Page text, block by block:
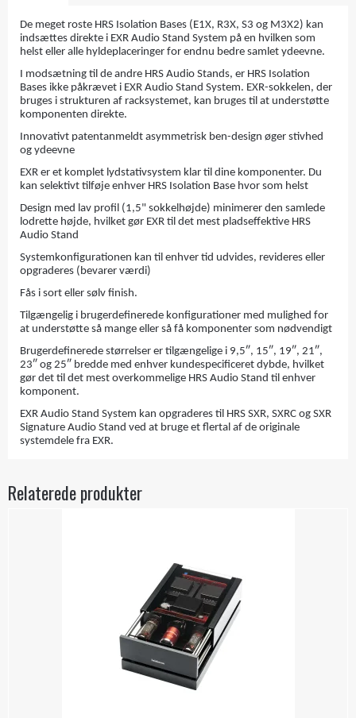
De meget roste HRS Isolation Bases (E1X, R3X, S3 og M3X2) kan
indsættes direkte i EXR Audio Stand System på en hvilken som
helst eller alle hyldeplaceringer for endnu bedre samlet ydeevne.
I modsætning til de andre HRS Audio Stands, er HRS Isolation
Bases ikke påkrævet i EXR Audio Stand System. EXR-sokkelen, der
bruges i strukturen af ​​racksystemet, kan bruges til at understøtte
komponenten direkte.
Innovativt patentanmeldt asymmetrisk ben-design øger stivhed
og ydeevne
EXR er et komplet lydstativsystem klar til dine komponenter. Du
kan selektivt tilføje enhver HRS Isolation Base hvor som helst
Design med lav profil (1,5" sokkelhøjde) minimerer den samlede
lodrette højde, hvilket gør EXR til det mest pladseffektive HRS
Audio Stand
Systemkonfigurationen kan til enhver tid udvides, revideres eller
opgraderes (bevarer værdi)
Fås i sort eller sølv finish.
Tilgængelig i brugerdefinerede konfigurationer med mulighed for
at understøtte så mange eller så få komponenter som nødvendigt
Brugerdefinerede størrelser er tilgængelige i 9,5″, 15″, 19″, 21″,
23″ og 25″ bredde med enhver kundespecificeret dybde, hvilket
gør det til det mest overkommelige HRS Audio Stand til enhver
komponent.
EXR Audio Stand System kan opgraderes til HRS SXR, SXRC og SXR
Signature Audio Stand ved at bruge et flertal af de originale
systemdele fra EXR.
Relaterede produkter